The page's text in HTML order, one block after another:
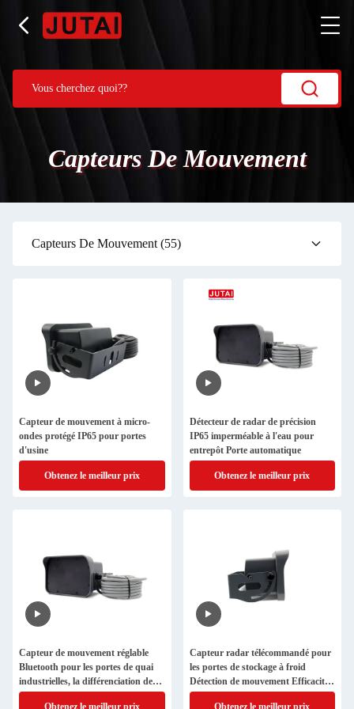
Capteurs De Mouvement
Capteurs De Mouvement (55)
Capteur de mouvement à micro-
ondes protégé IP65 pour portes
d'usine
Obtenez le meilleur prix
Détecteur de radar de précision
IP65 imperméable à l'eau pour
entrepôt Porte automatique
Obtenez le meilleur prix
Capteur de mouvement réglable
Bluetooth pour les portes de quai
industrielles, la différenciation des
piétons et des véhicules
Obtenez le meilleur prix
Capteur radar télécommandé pour
les portes de stockage à froid
Détection de mouvement Efficacité
énergétique
Obtenez le meilleur prix